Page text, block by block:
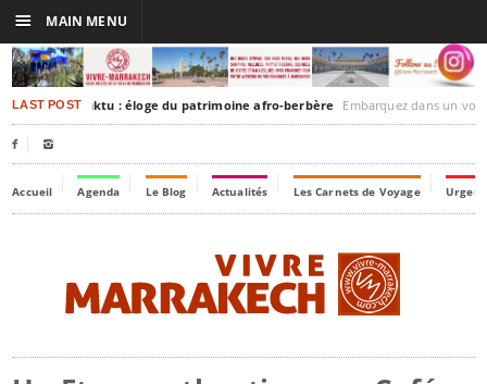
LAST POSTTimbuktu : éloge du patrimoine afro-berbère Embarquez dans un voyage culturel dans le
 
Accueil Agenda Le Blog Actualités Les Carnets de Voyage
☰ MAIN MENU